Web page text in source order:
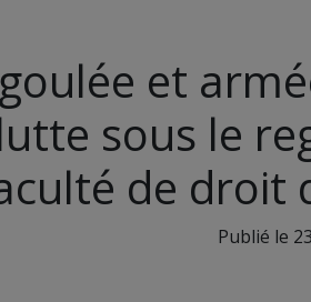
et
sous le
de droit
Publié le